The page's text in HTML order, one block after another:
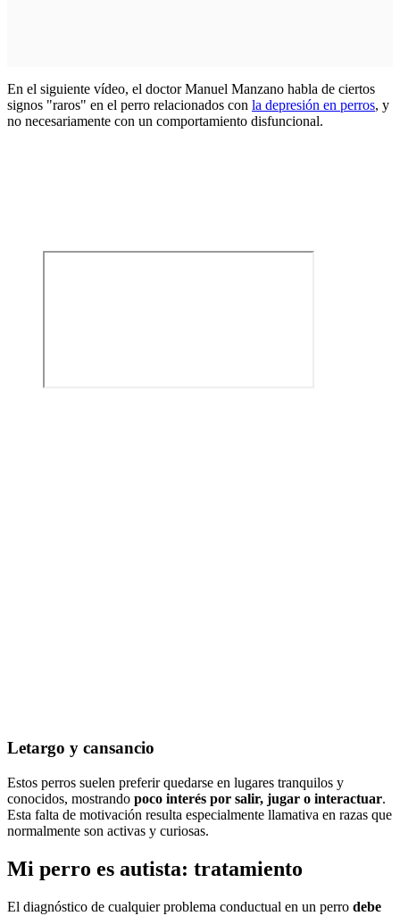
En el siguiente vídeo, el doctor Manuel Manzano habla de ciertos
signos "raros" en el perro relacionados con la depresión en perros, y
no necesariamente con un comportamiento disfuncional.
Letargo y cansancio
Estos perros suelen preferir quedarse en lugares tranquilos y
conocidos, mostrando poco interés por salir, jugar o interactuar.
Esta falta de motivación resulta especialmente llamativa en razas que
normalmente son activas y curiosas.
Mi perro es autista: tratamiento
El diagnóstico de cualquier problema conductual en un perro debe